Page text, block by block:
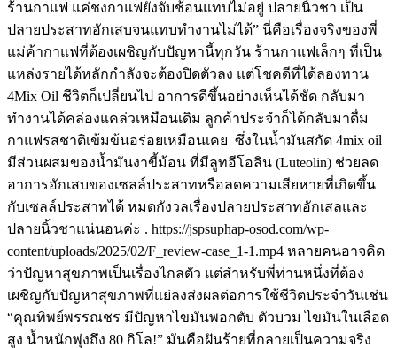
ร้านกาแฟ แค่ชงกาแฟยังจับช้อนแทบไม่อยู่ ปลายนิ้วชา เป็น
ปลายประสาทอักเสบจนแทบทำงานไม่ได้” นี่คือเรื่องจริงของพี่
แม่ค้ากาแฟที่ต้องเผชิญกับปัญหานี้ทุกวัน ร้านกาแฟเล็กๆ ที่เป็น
แหล่งรายได้หลักกำลังจะต้องปิดตัวลง แต่โชคดีที่ได้ลองทาน
4Mix Oil ชีวิตก็เปลี่ยนไป อาการดีขึ้นอย่างเห็นได้ชัด กลับมา
ทำงานได้คล่องแคล่วเหมือนเดิม ลูกค้าประจำก็ได้กลับมาดื่ม
กาแฟรสชาติเข้มข้นอร่อยเหมือนเคย ซึ่งในน้ำมันสกัด 4mix oil
มีส่วนผสมของน้ำมันงาขี้ม้อน ที่มีลูทอีโอลิน (Luteolin) ช่วยลด
อาการอักเสบของเซลล์ประสาทหรือลดความเสียหายที่เกิดขึ้น
กับเซลล์ประสาทได้ หมดกังวลเรื่องปลายประสาทอักเสลและ
ปลายนิ้วชาแน่นอนค่ะ . https://jspsuphap-osod.com/wp-
content/uploads/2025/02/F_review-case_1-1.mp4 หลายคนอาจคิด
ว่าปัญหาสุขภาพเป็นเรื่องไกลตัว แต่สำหรับพี่ท่านหนึ่งที่ต้อง
เผชิญกับปัญหาสุขภาพที่แย่ลงส่งผลต่อการใช้ชีวิตประจำวันเช่น
“คุณทิพย์พรรณชร มีปัญหาไขมันพอกตับ ตัวบวม ไขมันในเลือด
สูง น้ำหนักพุ่งถึง 80 กิโล!” มันคือฝันร้ายที่กลายเป็นความจริง